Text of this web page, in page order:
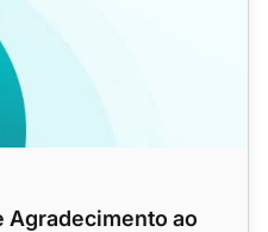
Agradecimento ao